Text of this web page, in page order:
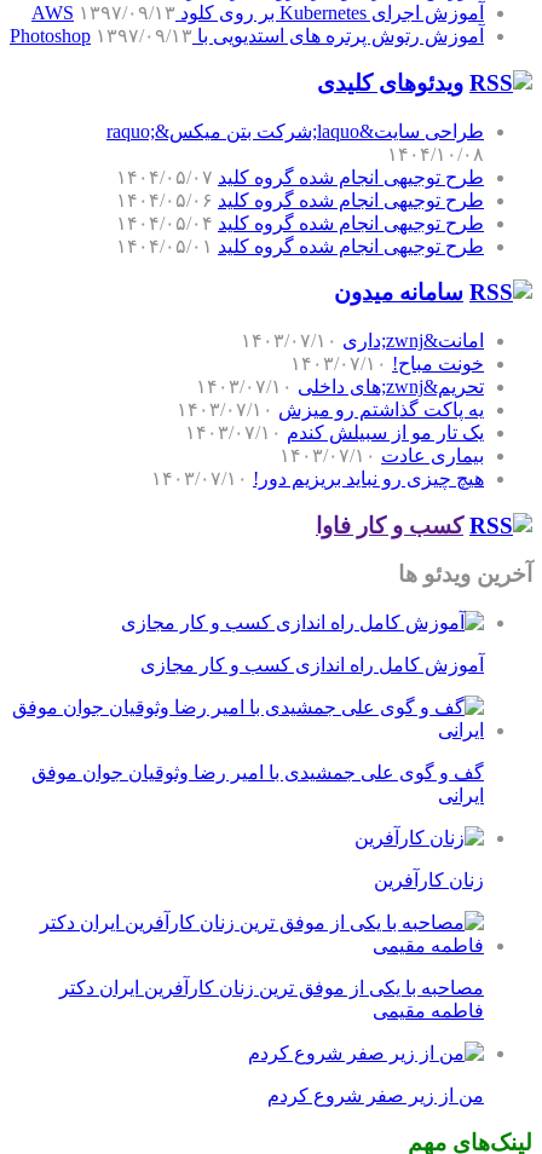
آموزش اجرای Kubernetes بر روی کلود AWS
۱۳۹۷/۰۹/۱۳
آموزش رتوش پرتره های استدیویی با Photoshop ۱۳۹۷/۰۹/۱۳
ویدئوهای کلیدی
طراحی سایت&laquo;شرکت بتن میکس&raquo;
۱۴۰۴/۱۰/۰۸
طرح توجیهی انجام شده گروه کلید ۱۴۰۴/۰۵/۰۷
طرح توجیهی انجام شده گروه کلید ۱۴۰۴/۰۵/۰۶
طرح توجیهی انجام شده گروه کلید ۱۴۰۴/۰۵/۰۴
طرح توجیهی انجام شده گروه کلید ۱۴۰۴/۰۵/۰۱
سامانه میدون
امانت&zwnj;داری
۱۴۰۳/۰۷/۱۰
خونت مباح! ۱۴۰۳/۰۷/۱۰
تحریم&zwnj;های داخلی
۱۴۰۳/۰۷/۱۰
یه پاکت گذاشتم رو میزش ۱۴۰۳/۰۷/۱۰
یک تار مو از سبیلش کندم ۱۴۰۳/۰۷/۱۰
بیماری عادت ۱۴۰۳/۰۷/۱۰
هیچ چیزی رو نباید بریزیم دور! ۱۴۰۳/۰۷/۱۰
کسب و کار فاوا
آخرین ویدئو ها
آموزش کامل راه اندازی کسب و کار مجازی
گف و گوی علی جمشیدی با امیر رضا وثوقیان جوان موفق
ایرانی
زنان کارآفرین
مصاحبه با یکی از موفق ترین زنان کارآفرین ایران دکتر
فاطمه مقیمی
من از زیر صفر شروع کردم
لینک‌های مهم